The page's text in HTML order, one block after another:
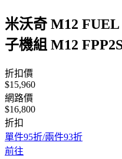
米沃奇 M12
子機組 M12
折扣價
$15,960
網路價
$16,800
折扣
單件95折/兩件93折
前往